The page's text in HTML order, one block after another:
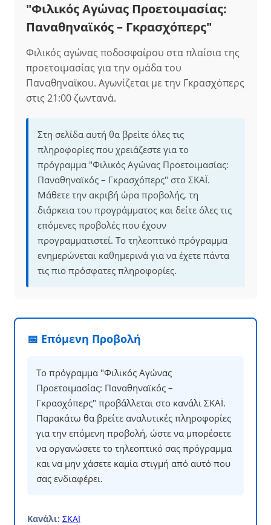
"Φιλικός Αγώνας Προετοιμασίας:
Παναθηναϊκός – Γκρασχόπερς"
Φιλικός αγώνας ποδοσφαίρου στα πλαίσια της
προετοιμασίας για την ομάδα του
Παναθηναϊκου. Αγωνίζεται με την Γκρασχόπερς
στις 21:00 ζωντανά.
Στη σελίδα αυτή θα βρείτε όλες τις
πληροφορίες που χρειάζεστε για το
πρόγραμμα "Φιλικός Αγώνας Προετοιμασίας:
Παναθηναϊκός – Γκρασχόπερς" στο ΣΚΑΪ.
Μάθετε την ακριβή ώρα προβολής, τη
διάρκεια του προγράμματος και δείτε όλες τις
επόμενες προβολές που έχουν
προγραμματιστεί. Το τηλεοπτικό πρόγραμμα
ενημερώνεται καθημερινά για να έχετε πάντα
τις πιο πρόσφατες πληροφορίες.
📅 Επόμενη Προβολή
Το πρόγραμμα "Φιλικός Αγώνας
Προετοιμασίας: Παναθηναϊκός –
Γκρασχόπερς" προβάλλεται στο κανάλι ΣΚΑΪ.
Παρακάτω θα βρείτε αναλυτικές πληροφορίες
για την επόμενη προβολή, ώστε να μπορέσετε
να οργανώσετε το τηλεοπτικό σας πρόγραμμα
και να μην χάσετε καμία στιγμή από αυτό που
σας ενδιαφέρει.
Κανάλι: ΣΚΑΪ